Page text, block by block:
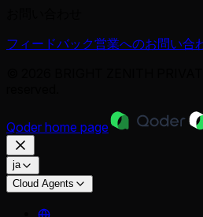
フィードバック営業へのお問い合
Qoder home page
ja
Cloud Agents